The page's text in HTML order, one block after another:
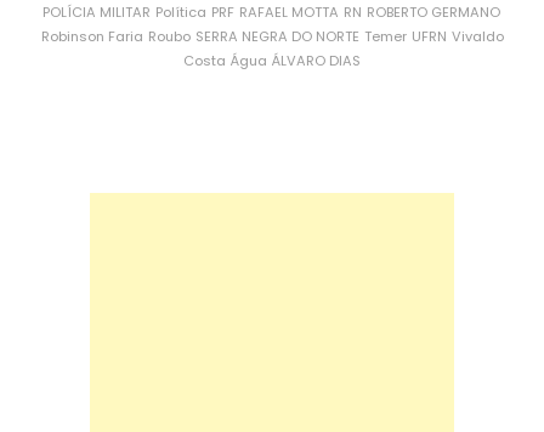
POLÍCIA MILITAR Política PRF RAFAEL MOTTA RN ROBERTO GERMANO
Robinson Faria Roubo SERRA NEGRA DO NORTE Temer UFRN Vivaldo
Costa Água ÁLVARO DIAS